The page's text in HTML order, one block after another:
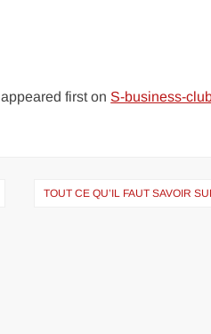
appeared first on S-business-
TOUT CE QU’IL FAUT SAVOIR